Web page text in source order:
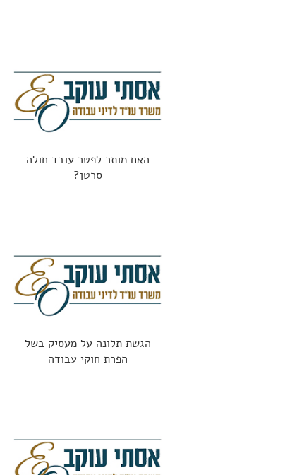
האם מותר לפטר עובד חולה
סרטן?
הגשת תלונה על מעסיק בשל
הפרת חוקי עבודה